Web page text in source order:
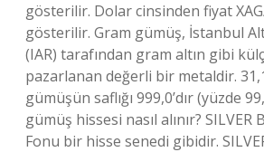
gösterilir. Dolar cinsinden fiyat
gösterilir. Gram gümüş, İstanbul
(IAR) tarafından gram altın gibi
pazarlanan değerli bir metaldir.
gümüşün saflığı 999,0’dır (yüzde
gümüş hissesi nasıl alınır? SILVER
Fonu bir hisse senedi gibidir.